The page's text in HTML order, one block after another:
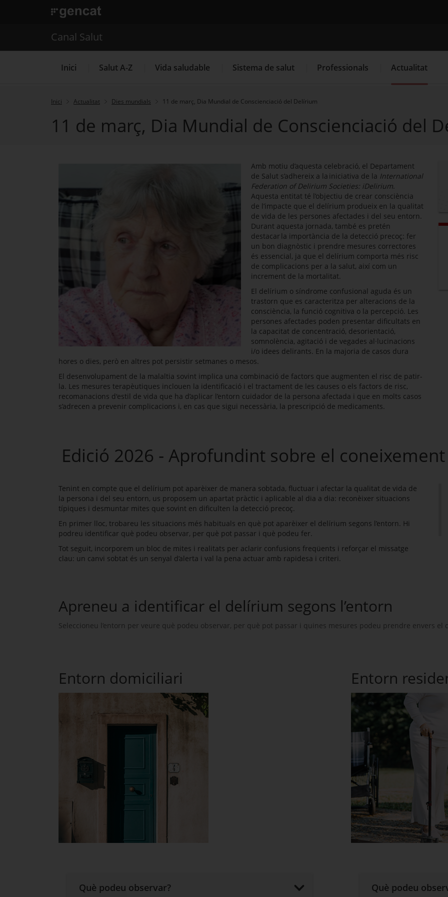
. Obre en una nova finestra.
Cercador
La Meva Salut. Obre en una nova finestra.
Programació de visites al CAP. Obre en una nova finestra.
Què cal fer si...
Canal Salut
Inici Salut A-Z Vida saludable Sistema de salut Professionals Actualitat
. Obre en una nova finestra.
Inici Actualitat Dies mundials 11 de març, Dia Mundial de Conscienciació del Delírium
11 de març, Dia Mundial de Conscienciació del
Amb motiu d’aquesta celebració, el Departament
de Salut s’adhereix a la iniciativa de la International
Federation of Delirium Societies: iDelirium.
Aquesta entitat té l’objectiu de crear consciència
de l’impacte que el delírium produeix en la qualitat
de vida de les persones afectades i del seu entorn.
Durant aquesta jornada, també es pretén
destacar la importància de la detecció precoç: fer
un bon diagnòstic i prendre mesures correctores
és essencial, ja que el delírium comporta més risc
de complicacions per a la salut, així com un
increment de la mortalitat.
El delírium o síndrome confusional aguda és un
trastorn que es caracteritza per alteracions de la
consciència, la funció cognitiva o la percepció. Les
persones afectades poden presentar dificultats en
la capacitat de concentració, desorientació,
somnolència, agitació i de vegades al·lucinacions
i/o idees delirants. En la majoria de casos dura
hores o dies, però en altres pot persistir setmanes o mesos.
El desenvolupament de la malaltia sovint implica una combinació de factors que augmenten el risc de patir-
la. Les mesures terapèutiques inclouen la identificació i el tractament de les causes o els factors de risc,
recomanacions d'estil de vida que ha d’aplicar l’entorn cuidador de la persona afectada i que en molts casos
s’adrecen a prevenir complicacions i, en cas que sigui necessària, la prescripció de medicaments.
Edició 2026 - Aprofundint sobre el
Tenint en compte que el delírium pot aparèixer de manera sobtada, fluctuar i afectar la qualitat de vida de
la persona i del seu entorn, us proposem un apartat pràctic i aplicable al dia a dia: reconèixer situacions
típiques i desmuntar mites que sovint en dificulten la detecció precoç.
En primer lloc, trobareu les situacions més habituals en què pot aparèixer el delírium segons l’entorn. Hi
podreu identificar què podeu observar, per què pot passar i què podeu fer.
Tot seguit, incorporem un bloc de mites i realitats per aclarir confusions freqüents i reforçar el missatge
clau: un canvi sobtat és un senyal d’alerta i val la pena actuar amb rapidesa i criteri.
Apreneu a identificar el delírium segons l’entorn
Seleccioneu l’entorn per veure què podeu observar, per què pot passar i quines mesures podeu prendre envers el
Entorn domiciliari
Què podeu observar?
Entorn
Què podeu